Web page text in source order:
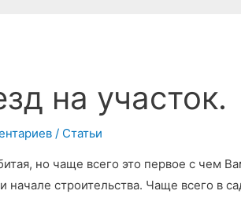
на участок.
/ Статьи
но чаще всего это первое с чем
начале строительства. Чаще всего в